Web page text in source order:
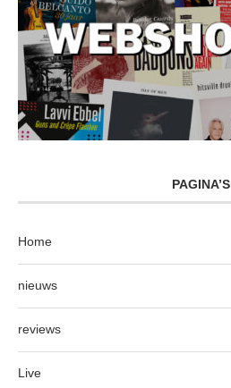
PAGINA’S
Home
nieuws
reviews
Live